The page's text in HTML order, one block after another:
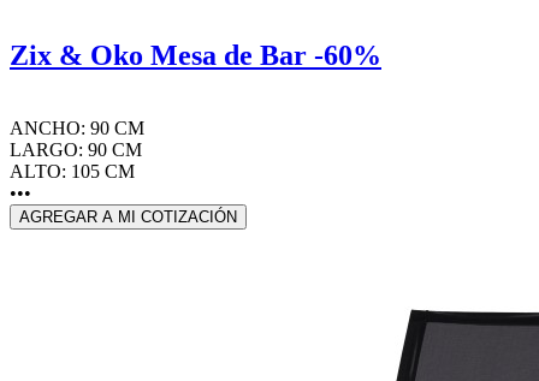
Zix & Oko Mesa de Bar -60%
ANCHO: 90 CM
LARGO: 90 CM
ALTO: 105 CM
•••
AGREGAR A MI COTIZACIÓN